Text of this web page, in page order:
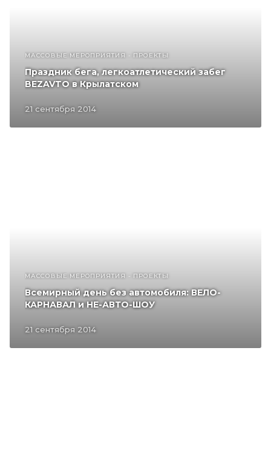
МАССОВЫЕ МЕРОПРИЯТИЯ - ПРОЕКТЫ
21 сентября 2014
Праздник бега, легкоатлетический забег
BEZAVTO в Крылатском
МАССОВЫЕ МЕРОПРИЯТИЯ - ПРОЕКТЫ
21 сентября 2014
Всемирный день без автомобиля: ВЕЛО-
КАРНАВАЛ и НЕ-АВТО-ШОУ